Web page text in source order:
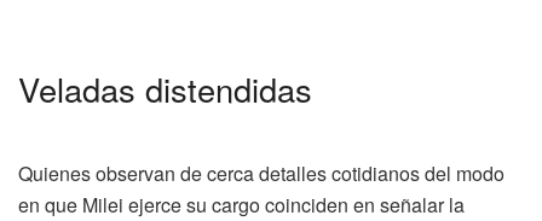
Veladas distendidas
Quienes observan de cerca detalles cotidianos del modo
en que Milei ejerce su cargo coinciden en señalar la